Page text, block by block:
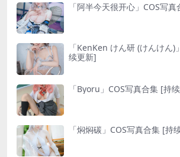
「阿半今天很开心」COS写
「KenKen けん研 (けんけん)
续更新]
「Byoru」COS写真合集 [持
「焖焖碳」COS写真合集 [持